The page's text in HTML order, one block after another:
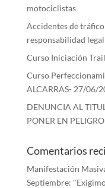
motociclistas
Accidentes de
responsabilidad
Curso Iniciación
Curso
ALCARRAS- 27/06/
DENUNCIA AL
PONER EN
Comentarios
Manifestación
Septiembre: